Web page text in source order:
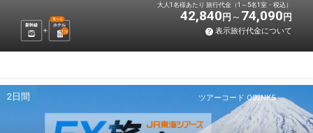
新幹線 ホテル
選べる
1 泊
大人1名様あたり 旅行代金（1～5名1室・税込）
42,840 円 74,090 円
表示旅行代金について
ツアーコード Q02NK5
2日間